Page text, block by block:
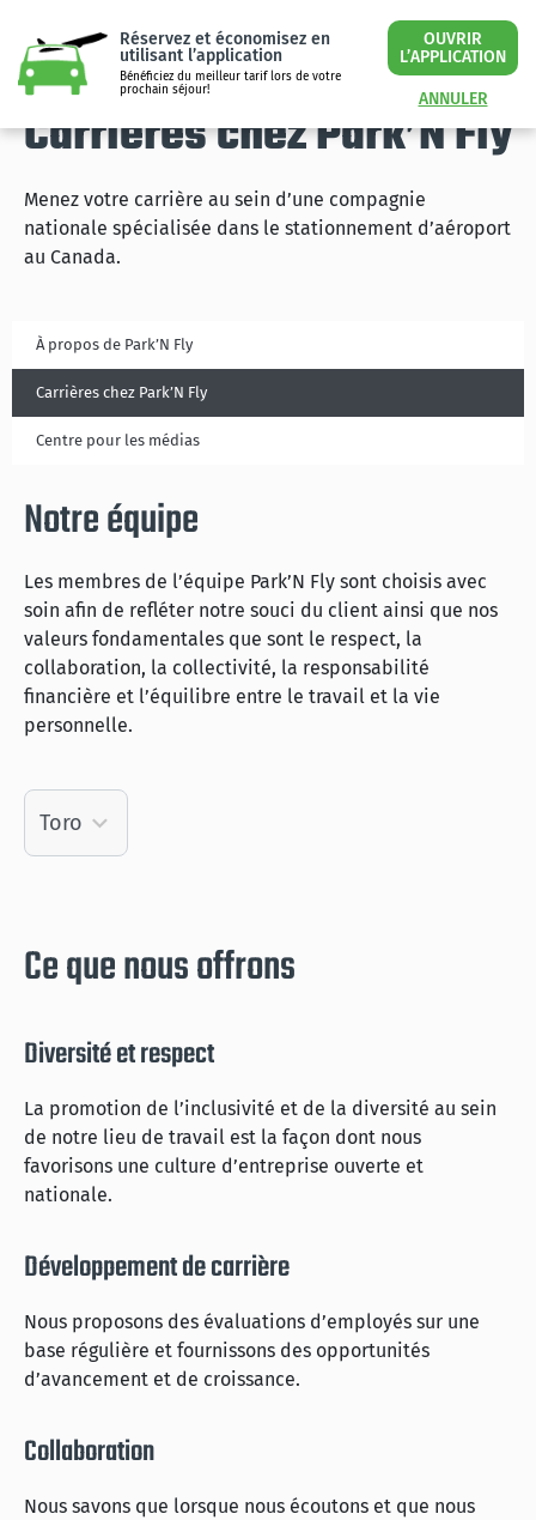
Réservez et économisez en
utilisant l’application
Bénéficiez du meilleur tarif lors de votre
prochain séjour!
OUVRIR
L’APPLICATION
ANNULER
Carrières chez Park’N Fly
Menez votre carrière au sein d’une compagnie
nationale spécialisée dans le stationnement d’aéroport
au Canada.
À propos de Park’N Fly
Carrières chez Park’N Fly
Centre pour les médias
Notre équipe
Les membres de l’équipe Park’N Fly sont choisis avec
soin afin de refléter notre souci du client ainsi que nos
valeurs fondamentales que sont le respect, la
collaboration, la collectivité, la responsabilité
financière et l’équilibre entre le travail et la vie
personnelle.
Ce que nous offrons
Diversité et respect
La promotion de l’inclusivité et de la diversité au sein
de notre lieu de travail est la façon dont nous
favorisons une culture d’entreprise ouverte et
nationale.
Développement de carrière
Nous proposons des évaluations d’employés sur une
base régulière et fournissons des opportunités
d’avancement et de croissance.
Collaboration
Nous savons que lorsque nous écoutons et que nous